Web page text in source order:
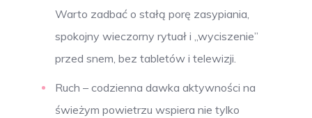
Warto zadbać o stałą porę zasypiania,
spokojny wieczorny rytuał i „wyciszenie”
przed snem, bez tabletów i telewizji.
Ruch – codzienna dawka aktywności na
świeżym powietrzu wspiera nie tylko